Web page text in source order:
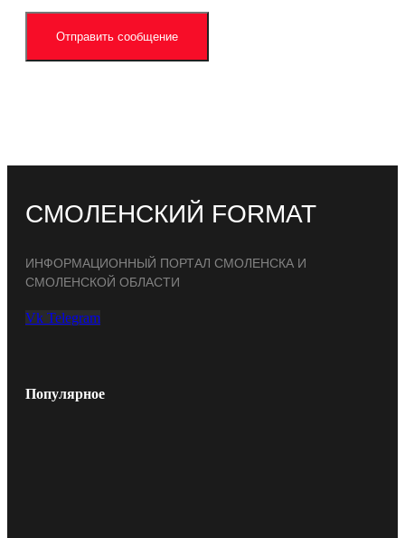
Отправить сообщение
СМОЛЕНСКИЙ FORMAT
ИНФОРМАЦИОННЫЙ ПОРТАЛ СМОЛЕНСКА И
СМОЛЕНСКОЙ ОБЛАСТИ
Vk Telegram
Популярное